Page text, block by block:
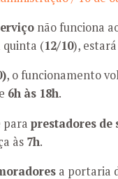
não funciona
quinta (12/10),
, o funcionamento
6h às 18h.
paraprestadores de
às 7h.
a portaria